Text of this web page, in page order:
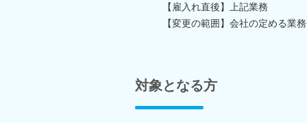
【雇入れ直後】上記業務
【変更の範囲】会社の定める業
対象となる方